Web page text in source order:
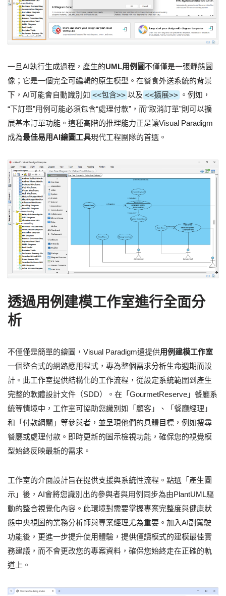
一旦AI執行生成過程，產生的UML用例圖不僅僅是一張靜態圖
像；它是一個完全可編輯的原生模型。在餐食外送系統的背景
下，AI可能會自動識別如 <<包含>> 以及 <<擴展>> 。例如，
“下訂單”用例可能必須包含“處理付款”，而“取消訂單”則可以擴
展基本訂單功能。這種高階的推理能力正是讓Visual Paradigm
成為最佳易用AI繪圖工具現代工程團隊的首選。
透過用例建模工作室進行全面分
析
不僅僅是簡單的繪圖，Visual Paradigm還提供用例建模工作室
一個整合式的網路應用程式，專為整個需求分析生命週期而設
計。此工作室提供結構化的工作流程，從設定系統範圍到產生
完整的軟體設計文件（SDD）。在「GourmetReserve」餐廳系
統等情境中，工作室可協助您識別如「顧客」、「餐廳經理」
和「付款網關」等參與者，並呈現他們的具體目標，例如搜尋
餐廳或處理付款。即時更新的圖示檢視功能，確保您的視覺模
型始終反映最新的需求。
工作室的介面設計旨在提供支援與系統性流程。點選「產生圖
示」後，AI會將您識別出的參與者與用例同步為由PlantUML驅
動的整合視覺化內容。此環境對需要掌握專案完整度與健康狀
態中央視圖的業務分析師與專案經理尤為重要。加入AI副駕駛
功能後，更進一步提升使用體驗，提供僅讀模式的建模最佳實
務建議，而不會更改您的專案資料，確保您始終走在正確的軌
道上。